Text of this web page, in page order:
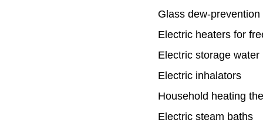
Glass dew-prevention
Electric heaters for
Electric storage water
Electric inhalators
Household heating
Electric steam baths